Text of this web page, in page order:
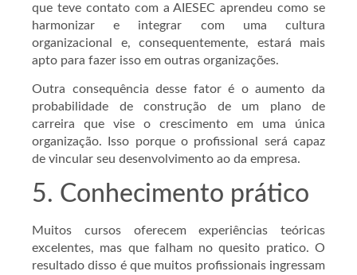
que teve contato com a AIESEC aprendeu como se
harmonizar e integrar com uma cultura
organizacional e, consequentemente, estará mais
apto para fazer isso em outras organizações.
Outra consequência desse fator é o aumento da
probabilidade de construção de um plano de
carreira que vise o crescimento em uma única
organização. Isso porque o profissional será capaz
de vincular seu desenvolvimento ao da empresa.
5. Conhecimento prático
Muitos cursos oferecem experiências teóricas
excelentes, mas que falham no quesito pratico. O
resultado disso é que muitos profissionais ingressam